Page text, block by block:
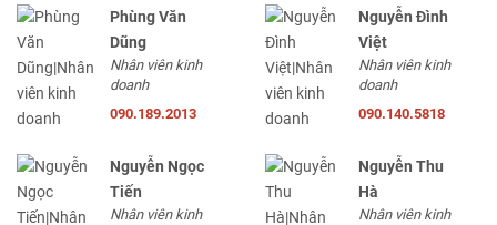
Phùng Văn
Dũng
Nhân viên kinh
doanh
090.189.2013
Nguyễn Đình
Việt
Nhân viên kinh
doanh
090.140.5818
Nguyễn Ngọc
Tiến
Nhân viên kinh
Nguyễn Thu
Hà
Nhân viên kinh